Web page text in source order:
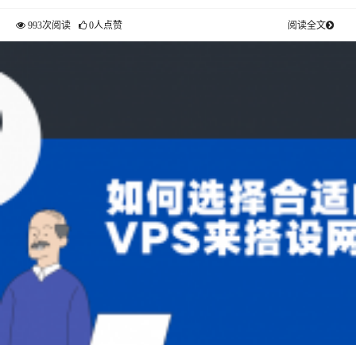
993次阅读 0人点赞 阅读全文